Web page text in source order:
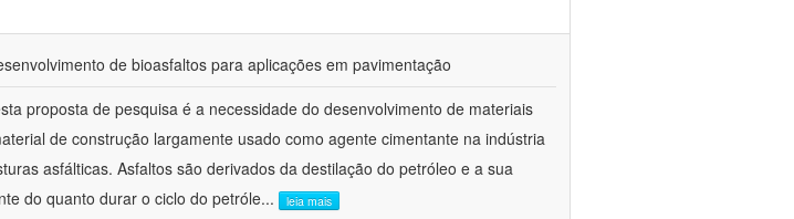
de bioasfaltos para aplicações em pavimentação
proposta de pesquisa é a necessidade do desenvolvimento de materiais
de construção largamente usado como agente cimentante na indústria
asfálticas. Asfaltos são derivados da destilação do petróleo e a sua
do quanto durar o ciclo do petróle... leia mais